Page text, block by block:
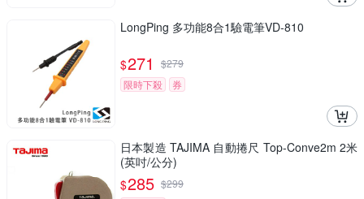
LongPing 多功能8合1驗電筆VD-810
$271 $279
限時下殺
券
日本製造 TAJIMA 自動捲尺 Top-Conve2m 2米
(英吋/公分)
$285 $299